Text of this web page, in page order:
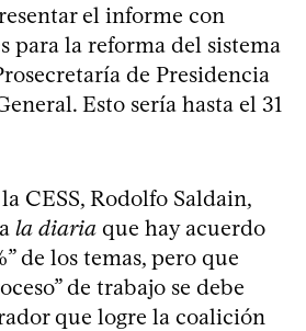
el informe con
para la reforma del sistema
de Presidencia
Esto sería hasta el 31
CESS, Rodolfo Saldain,
la diaria que hay acuerdo
de los temas, pero que
de trabajo se debe
que logre la coalición